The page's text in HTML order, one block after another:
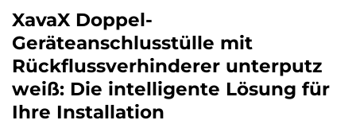
XavaX Doppel-
Geräteanschlusstülle mit
Rückflussverhinderer unterputz
weiß: Die intelligente Lösung für
Ihre Installation